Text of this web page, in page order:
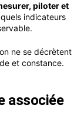
piloter et
indicateurs
ne se décrètent
et constance.
associée